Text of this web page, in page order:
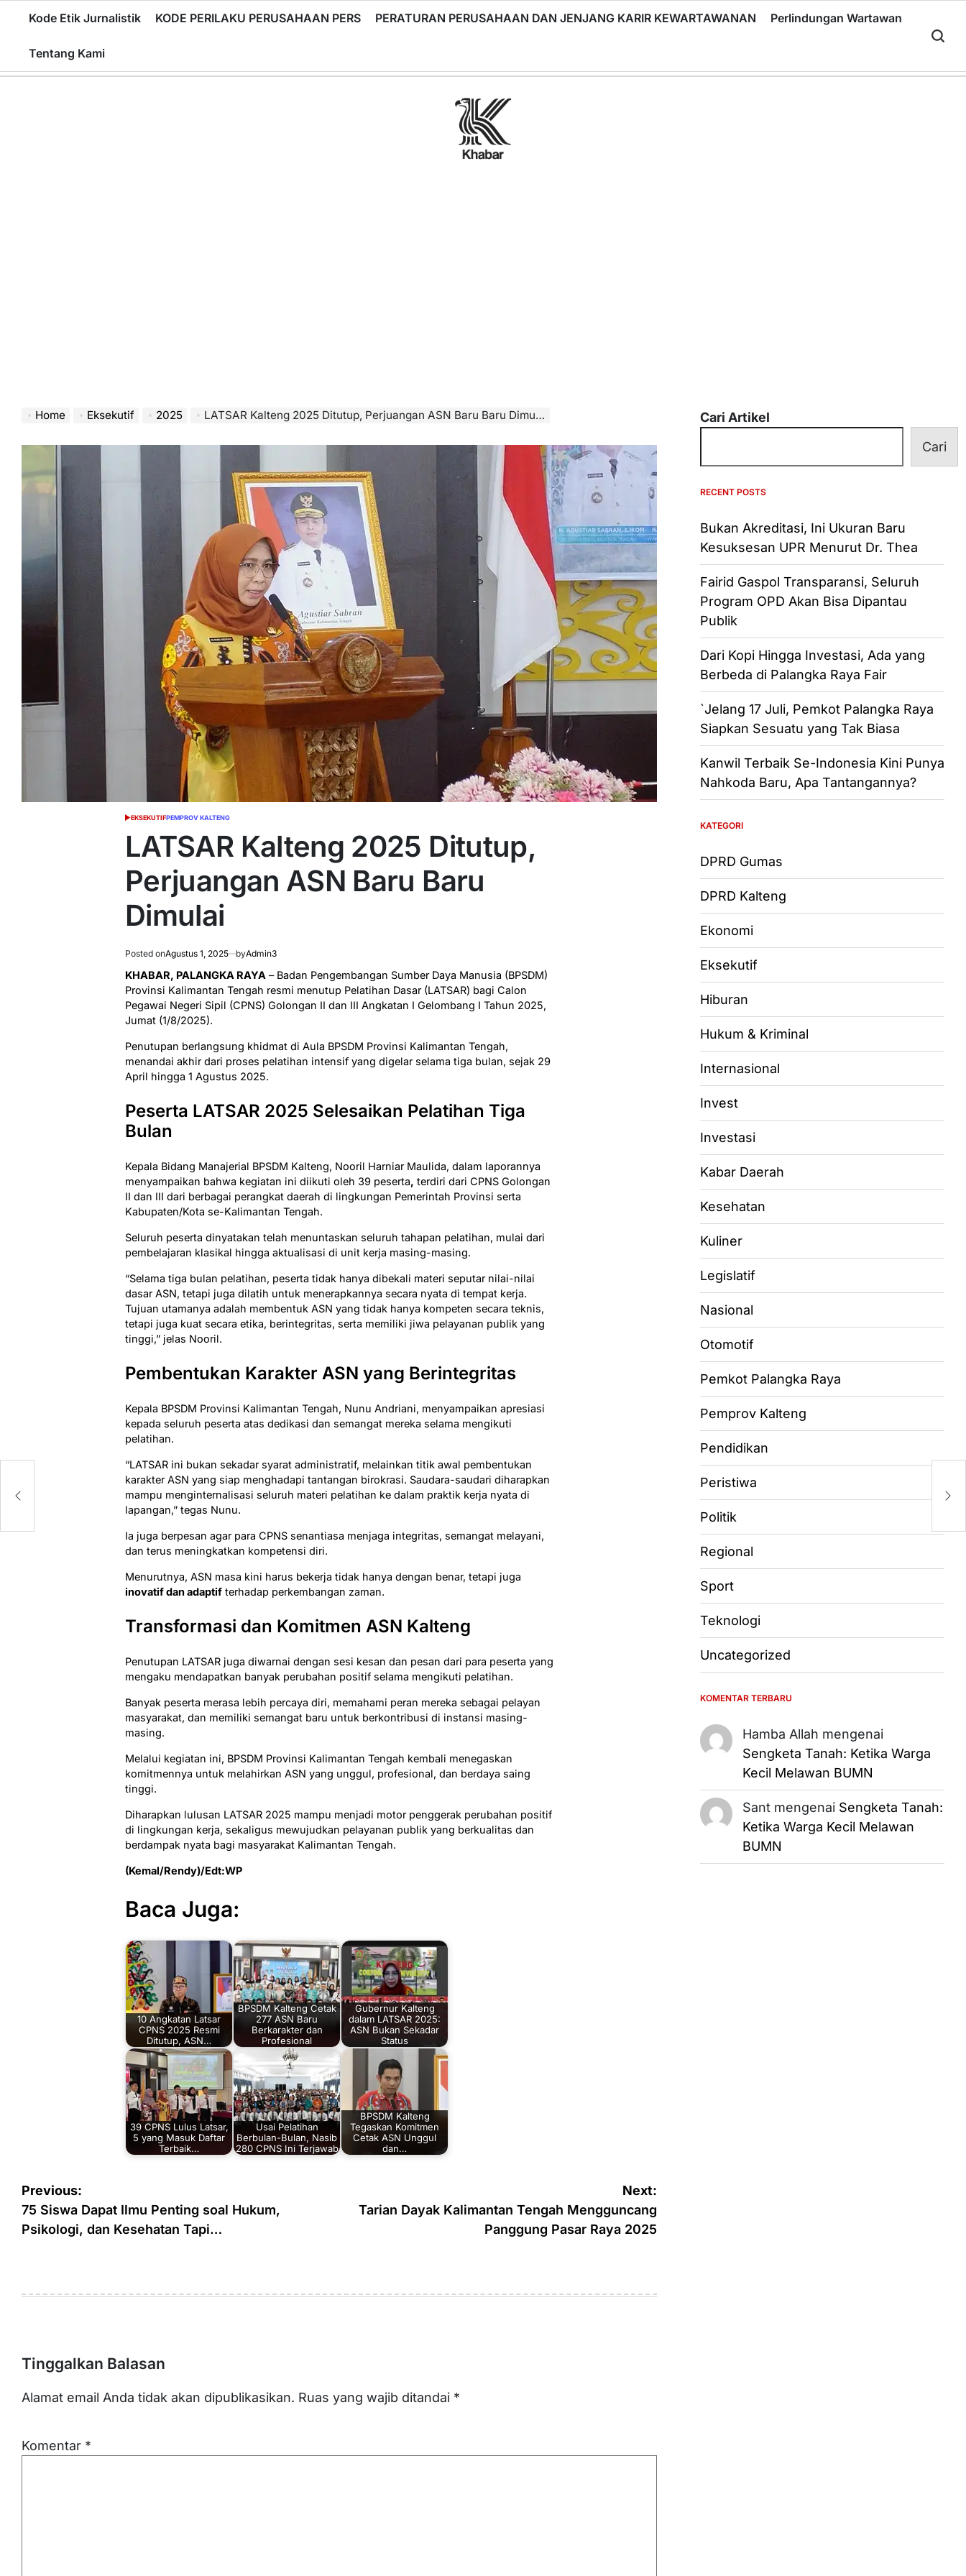
content
Kode Etik Jurnalistik KODE PERILAKU PERUSAHAAN PERS PERATURAN PERUSAHAAN DAN JENJANG KARIR KEWARTAWANAN Perlindungan Wartawan
Tentang Kami
Home Eksekutif 2025 LATSAR Kalteng 2025 Ditutup, Perjuangan ASN Baru Baru Dimulai
POSTED
EKSEKUTIFPEMPROV KALTENG
LATSAR Kalteng 2025 Ditutup,
Perjuangan ASN Baru Baru
Dimulai
Posted onAgustus 1, 2025 byAdmin3
KHABAR, PALANGKA RAYA – Badan Pengembangan Sumber Daya Manusia (BPSDM)
Provinsi Kalimantan Tengah resmi menutup Pelatihan Dasar (LATSAR) bagi Calon
Pegawai Negeri Sipil (CPNS) Golongan II dan III Angkatan I Gelombang I Tahun 2025,
Jumat (1/8/2025).
Penutupan berlangsung khidmat di Aula BPSDM Provinsi Kalimantan Tengah,
menandai akhir dari proses pelatihan intensif yang digelar selama tiga bulan, sejak 29
April hingga 1 Agustus 2025.
Peserta LATSAR 2025 Selesaikan Pelatihan Tiga
Bulan
Kepala Bidang Manajerial BPSDM Kalteng, Nooril Harniar Maulida, dalam laporannya
menyampaikan bahwa kegiatan ini diikuti oleh 39 peserta, terdiri dari CPNS Golongan
II dan III dari berbagai perangkat daerah di lingkungan Pemerintah Provinsi serta
Kabupaten/Kota se-Kalimantan Tengah.
Seluruh peserta dinyatakan telah menuntaskan seluruh tahapan pelatihan, mulai dari
pembelajaran klasikal hingga aktualisasi di unit kerja masing-masing.
“Selama tiga bulan pelatihan, peserta tidak hanya dibekali materi seputar nilai-nilai
dasar ASN, tetapi juga dilatih untuk menerapkannya secara nyata di tempat kerja.
Tujuan utamanya adalah membentuk ASN yang tidak hanya kompeten secara teknis,
tetapi juga kuat secara etika, berintegritas, serta memiliki jiwa pelayanan publik yang
tinggi,” jelas Nooril.
Pembentukan Karakter ASN yang Berintegritas
Kepala BPSDM Provinsi Kalimantan Tengah, Nunu Andriani, menyampaikan apresiasi
kepada seluruh peserta atas dedikasi dan semangat mereka selama mengikuti
pelatihan.
“LATSAR ini bukan sekadar syarat administratif, melainkan titik awal pembentukan
karakter ASN yang siap menghadapi tantangan birokrasi. Saudara-saudari diharapkan
mampu menginternalisasi seluruh materi pelatihan ke dalam praktik kerja nyata di
lapangan,” tegas Nunu.
Ia juga berpesan agar para CPNS senantiasa menjaga integritas, semangat melayani,
dan terus meningkatkan kompetensi diri.
Menurutnya, ASN masa kini harus bekerja tidak hanya dengan benar, tetapi juga
inovatif dan adaptif terhadap perkembangan zaman.
Transformasi dan Komitmen ASN Kalteng
Penutupan LATSAR juga diwarnai dengan sesi kesan dan pesan dari para peserta yang
mengaku mendapatkan banyak perubahan positif selama mengikuti pelatihan.
Banyak peserta merasa lebih percaya diri, memahami peran mereka sebagai pelayan
masyarakat, dan memiliki semangat baru untuk berkontribusi di instansi masing-
masing.
Melalui kegiatan ini, BPSDM Provinsi Kalimantan Tengah kembali menegaskan
komitmennya untuk melahirkan ASN yang unggul, profesional, dan berdaya saing
tinggi.
Diharapkan lulusan LATSAR 2025 mampu menjadi motor penggerak perubahan positif
di lingkungan kerja, sekaligus mewujudkan pelayanan publik yang berkualitas dan
berdampak nyata bagi masyarakat Kalimantan Tengah.
(Kemal/Rendy)/Edt:WP
Baca Juga:
10 Angkatan Latsar
CPNS 2025 Resmi
Ditutup, ASN…
BPSDM Kalteng Cetak
277 ASN Baru
Berkarakter dan
Profesional
Gubernur Kalteng
dalam LATSAR 2025:
ASN Bukan Sekadar
Status
39 CPNS Lulus Latsar,
5 yang Masuk Daftar
Terbaik…
Usai Pelatihan
Berbulan-Bulan, Nasib
280 CPNS Ini Terjawab
BPSDM Kalteng
Tegaskan Komitmen
Cetak ASN Unggul
dan…
Navigasi
pos
Previous:
75 Siswa Dapat Ilmu Penting soal Hukum,
Psikologi, dan Kesehatan Tapi…
Next:
Tarian Dayak Kalimantan Tengah Mengguncang
Panggung Pasar Raya 2025
Tinggalkan Balasan
Alamat email Anda tidak akan dipublikasikan. Ruas yang wajib ditandai *
Komentar *
Cari Artikel
Cari
RECENT POSTS
Bukan Akreditasi, Ini Ukuran Baru
Kesuksesan UPR Menurut Dr. Thea
Fairid Gaspol Transparansi, Seluruh
Program OPD Akan Bisa Dipantau
Publik
Dari Kopi Hingga Investasi, Ada yang
Berbeda di Palangka Raya Fair
`Jelang 17 Juli, Pemkot Palangka Raya
Siapkan Sesuatu yang Tak Biasa
Kanwil Terbaik Se-Indonesia Kini Punya
Nahkoda Baru, Apa Tantangannya?
KATEGORI
DPRD Gumas
DPRD Kalteng
Ekonomi
Eksekutif
Hiburan
Hukum & Kriminal
Internasional
Invest
Investasi
Kabar Daerah
Kesehatan
Kuliner
Legislatif
Nasional
Otomotif
Pemkot Palangka Raya
Pemprov Kalteng
Pendidikan
Peristiwa
Politik
Regional
Sport
Teknologi
Uncategorized
KOMENTAR TERBARU
Hamba Allah mengenai
Sengketa Tanah: Ketika Warga
Kecil Melawan BUMN
Santmengenai Sengketa Tanah:
Ketika Warga Kecil Melawan
BUMN